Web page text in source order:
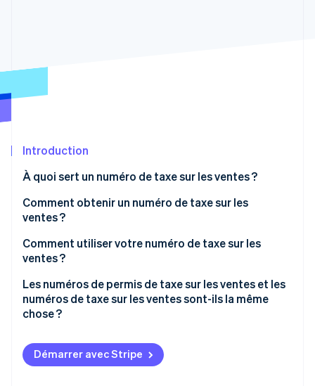
Atlas
Climate
Vérification de l'identité
Découvrez comment Stripe construit l’infrastructure
Regarder la vidéo
Introduction
À quoi sert un numéro de taxe sur les ventes ?
Comment obtenir un numéro de taxe sur les
ventes ?
Comment utiliser votre numéro de taxe sur les
ventes ?
Les numéros de permis de taxe sur les ventes et les
numéros de taxe sur les ventes sont-ils la même
chose ?
Démarrer avec Stripe